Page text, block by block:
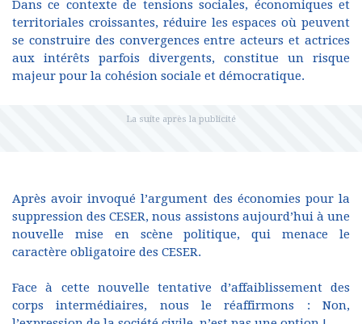
Dans ce contexte de tensions sociales, économiques et
territoriales croissantes, réduire les espaces où peuvent
se construire des convergences entre acteurs et actrices
aux intérêts parfois divergents, constitue un risque
majeur pour la cohésion sociale et démocratique.
Après avoir invoqué l’argument des économies pour la
suppression des CESER, nous assistons aujourd’hui à une
nouvelle mise en scène politique, qui menace le
caractère obligatoire des CESER.
Face à cette nouvelle tentative d’affaiblissement des
corps intermédiaires, nous le réaffirmons : Non,